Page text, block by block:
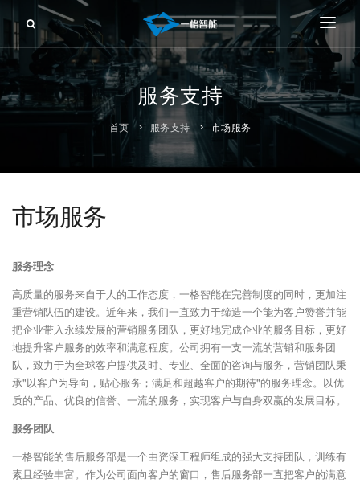
一格智能
产品中心
前推供料器
片料供料器
辊贴供料器
柔性供料
柔性工作站
封装编带系列
电动飞达
托盘供料器
在线打印系列
贴片机标签飞达
服务支持
首页 服务支持 市场服务
市场服务
服务理念
高质量的服务来自于人的工作态度，一格智能在完善制度的同时，更加注
重营销队伍的建设。近年来，我们一直致力于缔造一个能为客户赞誉并能
把企业带入永续发展的营销服务团队，更好地完成企业的服务目标，更好
地提升客户服务的效率和满意程度。公司拥有一支一流的营销和服务团
队，致力于为全球客户提供及时、专业、全面的咨询与服务，营销团队秉
承"以客户为导向，贴心服务；满足和超越客户的期待"的服务理念。以优
质的产品、优良的信誉、一流的服务，实现客户与自身双赢的发展目标。
服务团队
一格智能的售后服务部是一个由资深工程师组成的强大支持团队，训练有
素且经验丰富。作为公司面向客户的窗口，售后服务部一直把客户的满意